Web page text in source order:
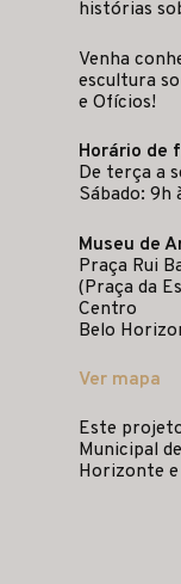
histórias
Venha
escultura
e Ofícios!
Horário de
De terça a
Sábado: 9h
Museu de
Praça Rui
(Praça da
Centro
Belo
Ver mapa
Este
Municipal
Horizonte